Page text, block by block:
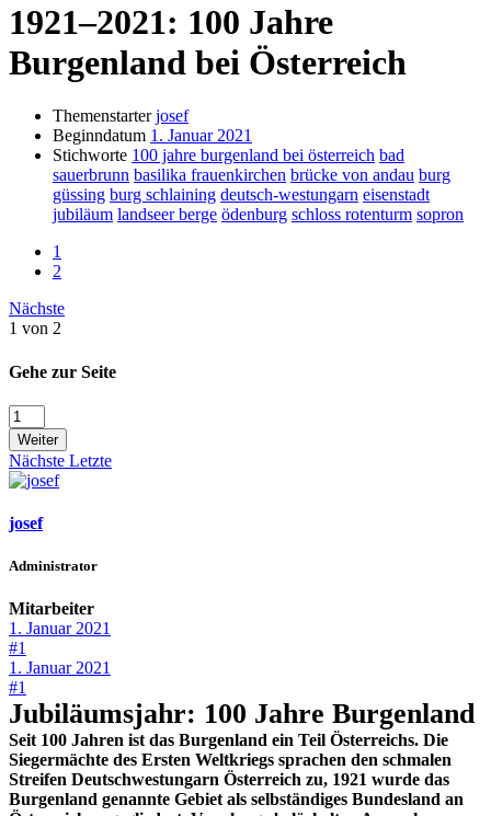
1921–2021: 100 Jahre
Burgenland bei Österreich
Themenstarter josef
Beginndatum 1. Januar 2021
Stichworte 100 jahre burgenland bei österreich bad
sauerbrunn basilika frauenkirchen brücke von andau burg
güssing burg schlaining deutsch-westungarn eisenstadt
jubiläum landseer berge ödenburg schloss rotenturm sopron
1
2
Nächste
1 von 2
Gehe zur Seite
Weiter
Nächste Letzte
josef
Administrator
Mitarbeiter
1. Januar 2021
#1
1. Januar 2021
#1
Jubiläumsjahr: 100 Jahre Burgenland
Seit 100 Jahren ist das Burgenland ein Teil Österreichs. Die
Siegermächte des Ersten Weltkriegs sprachen den schmalen
Streifen Deutschwestungarn Österreich zu, 1921 wurde das
Burgenland genannte Gebiet als selbständiges Bundesland an